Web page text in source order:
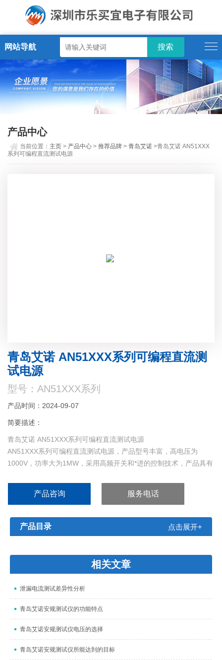
网站导航
产品中心
当前位置： 主页 > 产品中心 >推荐品牌 >青岛艾诺 >青岛艾诺 AN51XXX
系列可编程直流测试电源
青岛艾诺 AN51XXX系列可编程直流测
试电源
型号：AN51XXX系列
产品时间：2024-09-07
简要描述：
青岛艾诺 AN51XXX系列可编程直流测试电源
AN51XXX系列可编程直流测试电源，产品型号丰富，高电压为
1000V，功率大为1MW，采用高频开关和*进的控制技术，产品具有
产品咨询 服务电话
产品目录 点击展开+
相关文章
泄漏电流测试差异性分析
青岛艾诺安规测试仪的功能特点
青岛艾诺安规测试仪电压的选择
青岛艾诺安规测试仪所能达到的目标